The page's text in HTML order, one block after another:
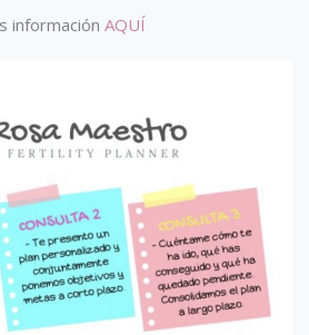
información AQUÍ